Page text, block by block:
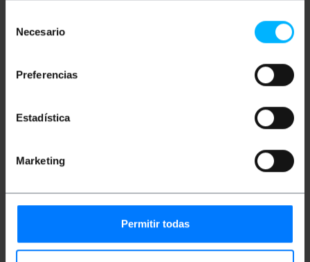
Necesario
Preferencias
Estadística
Marketing
Permitir todas
MHz.
Produktgröße (Breite x Tiefe x Höhe): 12.0 x
10.0 x 1.6 cm
Packungsgrösse: 12.0 x 10.0 x 1.6 cm